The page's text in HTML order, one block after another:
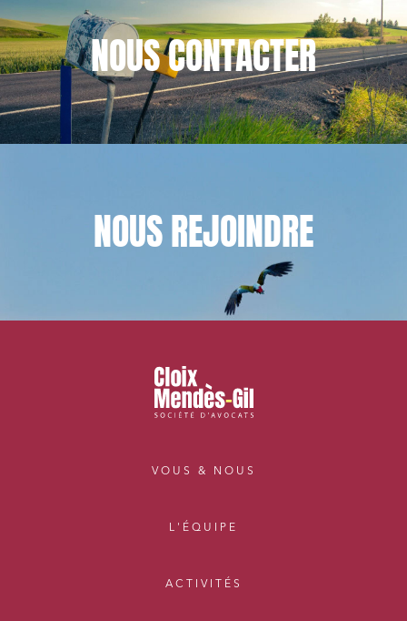
NOUSCONTACTER
NOUSREJOINDRE
VOUS & NOUS
L'ÉQUIPE
ACTIVITÉS